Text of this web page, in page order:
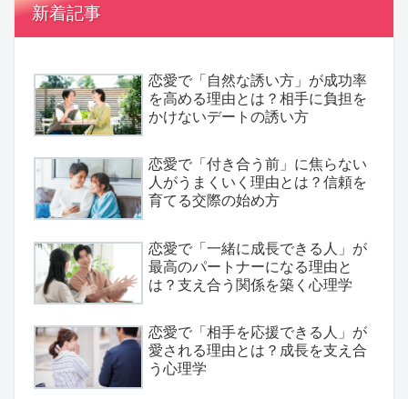
新着記事
恋愛で「自然な誘い方」が成功率
を高める理由とは？相手に負担を
かけないデートの誘い方
恋愛で「付き合う前」に焦らない
人がうまくいく理由とは？信頼を
育てる交際の始め方
恋愛で「一緒に成長できる人」が
最高のパートナーになる理由と
は？支え合う関係を築く心理学
恋愛で「相手を応援できる人」が
愛される理由とは？成長を支え合
う心理学